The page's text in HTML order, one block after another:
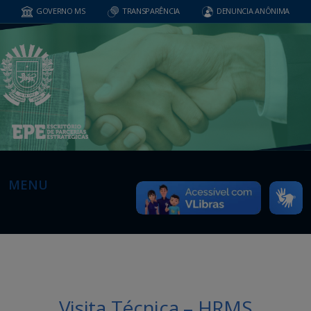
GOVERNO MS TRANSPARÊNCIA DENUNCIA ANÔNIMA
MENU